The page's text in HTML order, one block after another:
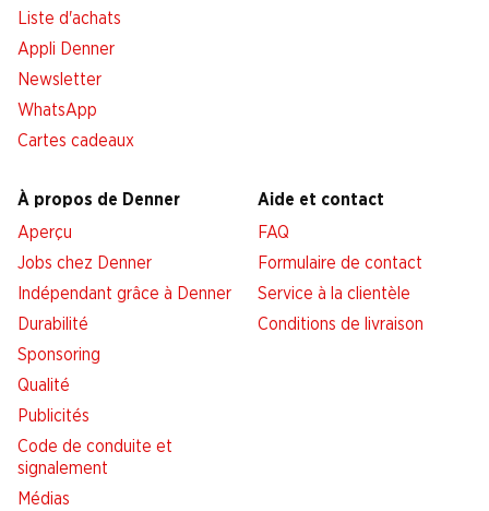
Liste d'achats
Appli Denner
Newsletter
WhatsApp
Cartes cadeaux
À propos de Denner
Aperçu
Jobs chez Denner
Indépendant grâce à Denner
Durabilité
Sponsoring
Qualité
Publicités
Code de conduite et
signalement
Médias
Aide et contact
FAQ
Formulaire de contact
Service à la clientèle
Conditions de livraison